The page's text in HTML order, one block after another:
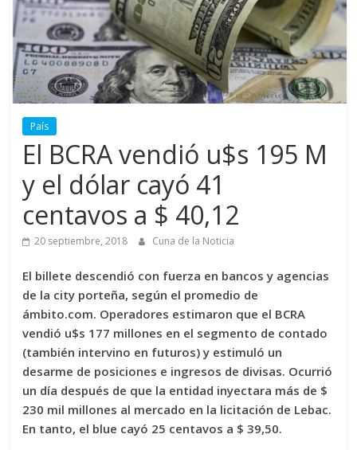
País
El BCRA vendió u$s 195 M
y el dólar cayó 41
centavos a $ 40,12
20 septiembre, 2018 Cuna de la Noticia
El billete descendió con fuerza en bancos y agencias
de la city porteña, según el promedio de
ámbito.com. Operadores estimaron que el BCRA
vendió u$s 177 millones en el segmento de contado
(también intervino en futuros) y estimuló un
desarme de posiciones e ingresos de divisas. Ocurrió
un día después de que la entidad inyectara más de $
230 mil millones al mercado en la licitación de Lebac.
En tanto, el blue cayó 25 centavos a $ 39,50.